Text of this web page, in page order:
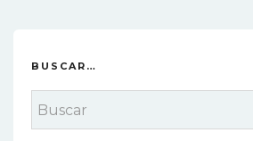
BUSCAR…